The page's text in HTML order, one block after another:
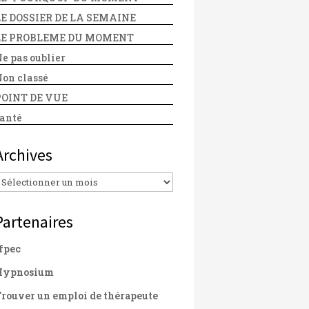
DOSSIER DE LA SEMAINE
PROBLEME DU MOMENT
pas oublier
classé
DE VUE
un emploi de thérapeute